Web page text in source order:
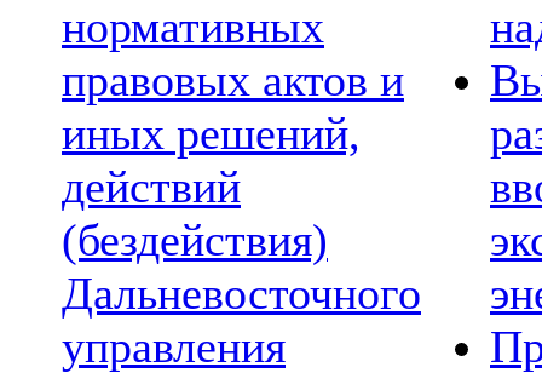
нормативных
правовых актов и
иных решений,
действий
(бездействия)
Дальневосточного
управления